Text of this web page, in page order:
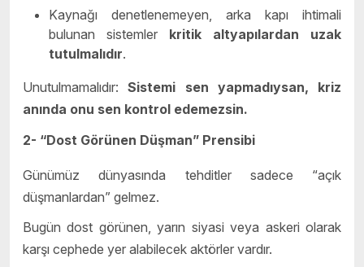
Kaynağı denetlenemeyen, arka kapı ihtimali
bulunan sistemler kritik altyapılardan uzak
tutulmalıdır.
Unutulmamalıdır:Sistemi sen yapmadıysan, kriz
anında onu sen kontrol edemezsin.
2- “Dost Görünen Düşman” Prensibi
Günümüz dünyasında tehditler sadece “açık
düşmanlardan” gelmez.
Bugün dost görünen, yarın siyasi veya askeri olarak
karşı cephede yer alabilecek aktörler vardır.